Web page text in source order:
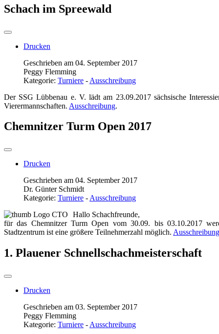
Schach im Spreewald
Drucken
Geschrieben am 04. September 2017
Peggy Flemming
Kategorie: Turniere - Ausschreibung
Der SSG Lübbenau e. V. lädt am 23.09.2017 sächsische
Vierermannschaften. Ausschreibung.
Chemnitzer Turm Open 2017
Drucken
Geschrieben am 04. September 2017
Dr. Günter Schmidt
Kategorie: Turniere - Ausschreibung
Hallo Schachfreunde,
für das Chemnitzer Turm Open vom 30.09. bis 03.10.2017
Stadtzentrum ist eine größere Teilnehmerzahl möglich. Ausschreibung
1. Plauener Schnellschachmeisterschaft
Drucken
Geschrieben am 03. September 2017
Peggy Flemming
Kategorie: Turniere - Ausschreibung